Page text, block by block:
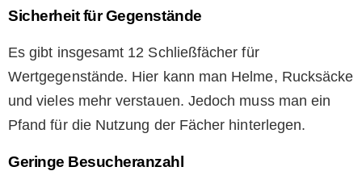
Sicherheit für Gegenstände
Es gibt insgesamt 12 Schließfächer für
Wertgegenstände. Hier kann man Helme, Rucksäcke
und vieles mehr verstauen. Jedoch muss man ein
Pfand für die Nutzung der Fächer hinterlegen.
Geringe Besucheranzahl